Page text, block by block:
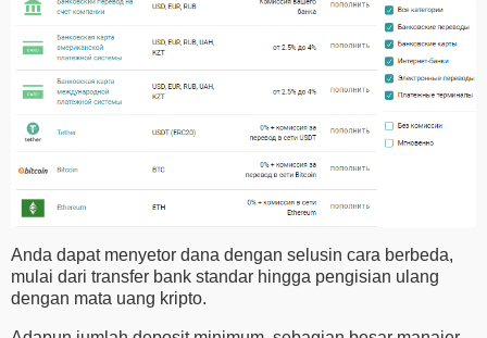
Anda dapat menyetor dana dengan selusin cara berbeda,
mulai dari transfer bank standar hingga pengisian ulang
dengan mata uang kripto.